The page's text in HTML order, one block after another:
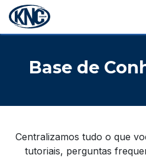
Pular para o conteúdo
Base de
Centralizamos tudo o que
tutoriais, perguntas